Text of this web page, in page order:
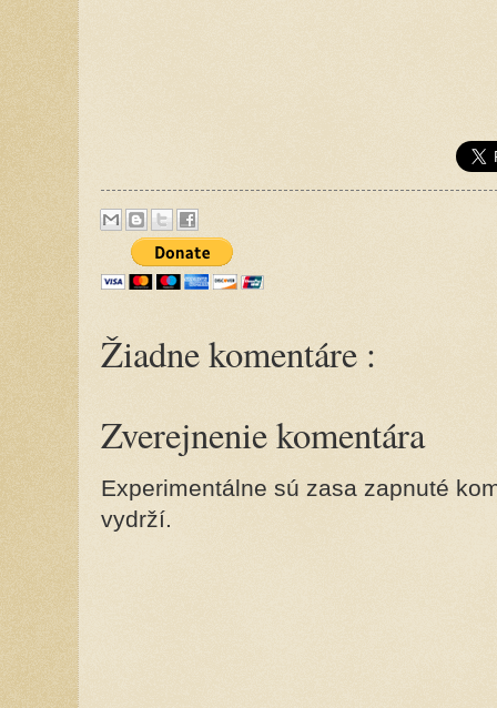
Žiadne komentáre :
Zverejnenie komentára
Experimentálne sú zasa zapnuté
vydrží.